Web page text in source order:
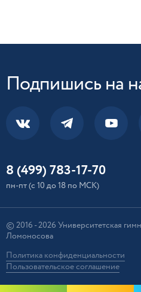
Подпишись на
8 (499) 783-17-70
пн-пт (с 10 до 18 по МСК)
© 2016 - 2026 Университетская
Ломоносова
Политика конфиденциальности
Пользовательское соглашение